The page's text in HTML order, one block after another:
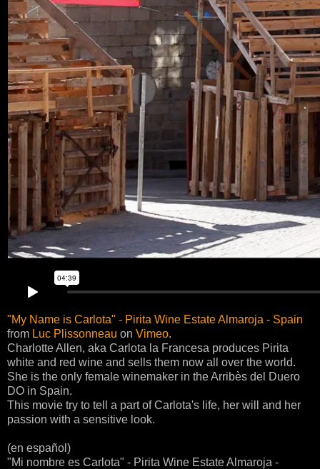
"My Name is Carlota" - Pirita Wine Estate Almaroja - Spain
from Luc Plissonneau on Vimeo.
Charlotte Allen, aka Carlota la Francesa produces Pirita
white and red wine and sells them now all over the world.
She is the only female winemaker in the Arribès del Duero
DO in Spain.
This movie try to tell a part of Carlota's life, her will and her
passion with a sensitive look.
(en español)
"Mi nombre es Carlota" - Pirita Wine Estate Almaroja -